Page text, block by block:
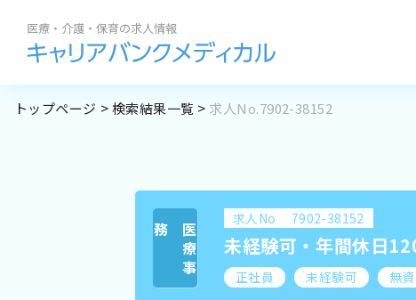
サポート内容
コラム
よくある質問
求人を探す
求人履歴はありません。
最近利用した検索条件
勤務地 職種
札幌市全域
トップページ 検索結果一覧 求人No.7902-38152
医
療
事
務
求人No 7902-38152
未経験可・年間休日
正社員 未経験可 無